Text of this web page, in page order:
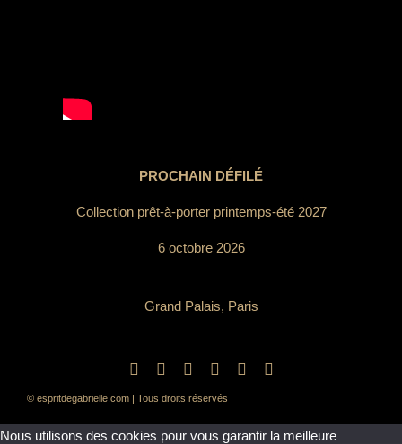
PROCHAIN DÉFILÉ
Collection prêt-à-porter printemps-été 2027
6 octobre 2026
Grand Palais, Paris
© espritdegabrielle.com | Tous droits réservés
Nous utilisons des cookies pour vous garantir la meilleure